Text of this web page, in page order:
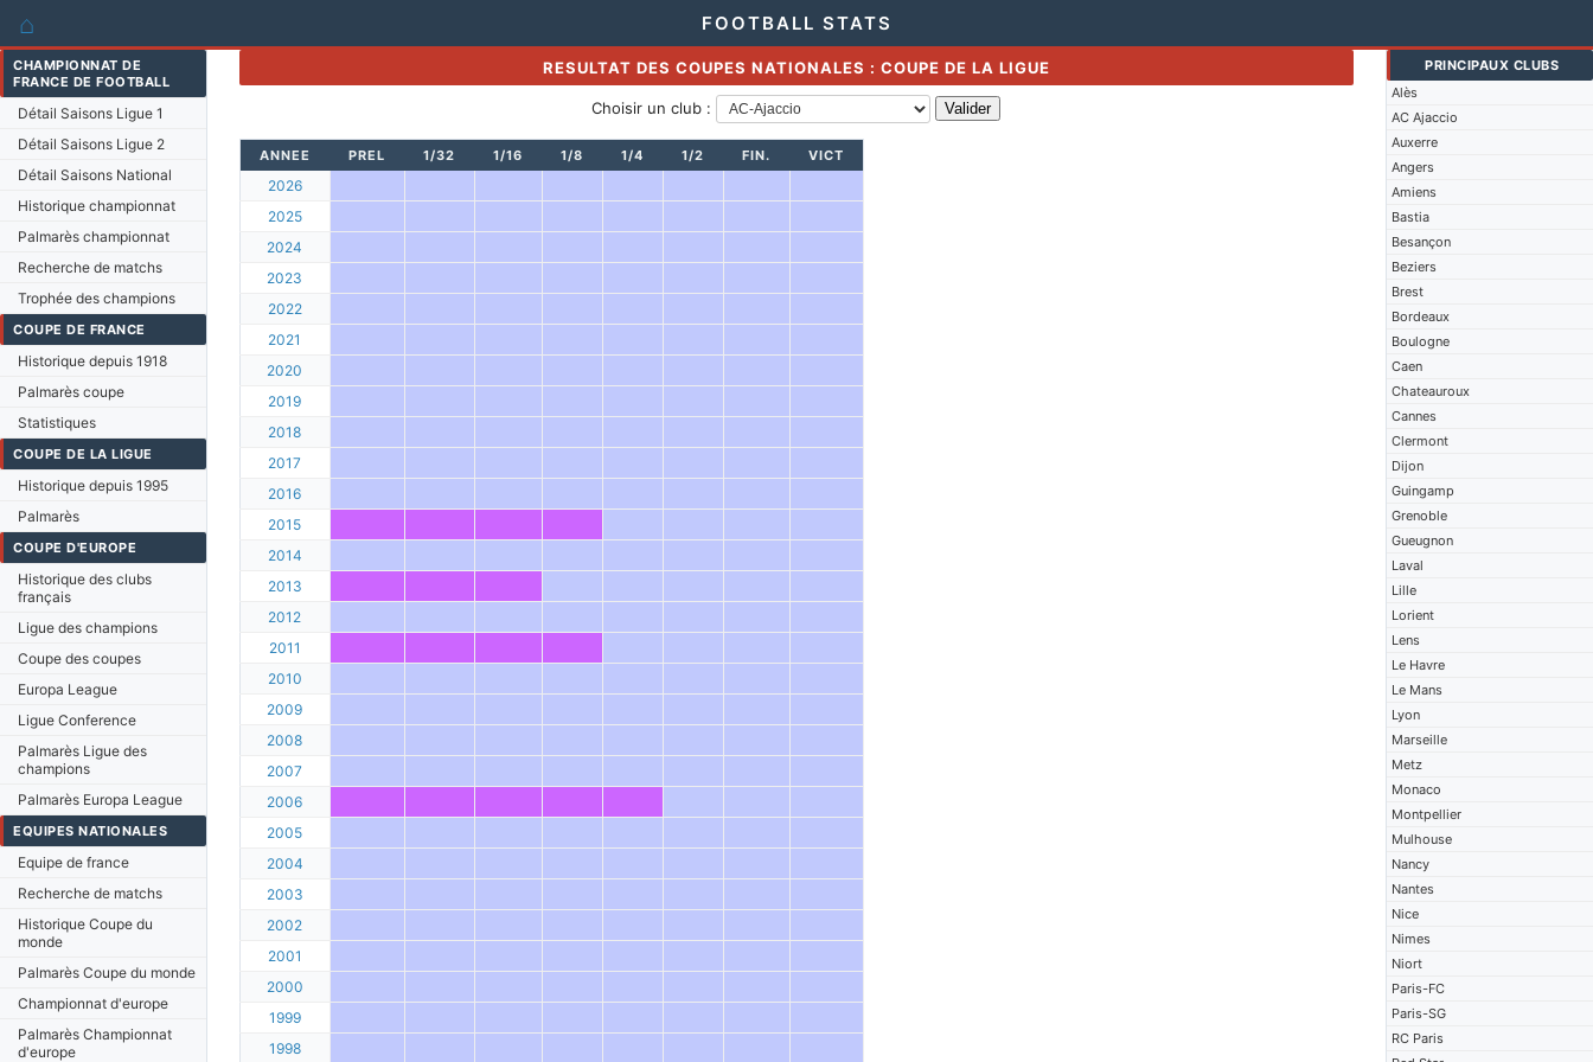
⌂ FOOTBALL STATS
CHAMPIONNAT DE
FRANCE DE FOOTBALL
Détail Saisons Ligue 1
Détail Saisons Ligue 2
Détail Saisons National
Historique championnat
Palmarès championnat
Recherche de matchs
Trophée des champions
COUPE DE FRANCE
Historique depuis 1918
Palmarès coupe
Statistiques
COUPE DE LA LIGUE
Historique depuis 1995
Palmarès
COUPE D'EUROPE
Historique des clubs
français
Ligue des champions
Coupe des coupes
Europa League
Ligue Conference
Palmarès Ligue des
champions
Palmarès Europa League
EQUIPES NATIONALES
Equipe de france
Recherche de matchs
Historique Coupe du
monde
Palmarès Coupe du monde
Championnat d'europe
Palmarès Championnat
d'europe
PRINCIPAUX CLUBS
Alès
AC Ajaccio
Auxerre
Angers
Amiens
Bastia
Besançon
Beziers
Brest
Bordeaux
Boulogne
Caen
Chateauroux
Cannes
Clermont
Dijon
Guingamp
Grenoble
Gueugnon
Laval
Lille
Lorient
Lens
Le Havre
Le Mans
Lyon
Marseille
Metz
Monaco
Montpellier
Mulhouse
Nancy
Nantes
Nice
Nimes
Niort
Paris-FC
Paris-SG
RC Paris
RESULTAT DES COUPES NATIONALES : COUPE DE LA LIGUE
Choisir un club :
ANNEE PREL 1/32 1/16 1/8 1/4 1/2 FIN. VICT
2026
2025
2024
2023
2022
2021
2020
2019
2018
2017
2016
2015
2014
2013
2012
2011
2010
2009
2008
2007
2006
2005
2004
2003
2002
2001
2000
1999
1998